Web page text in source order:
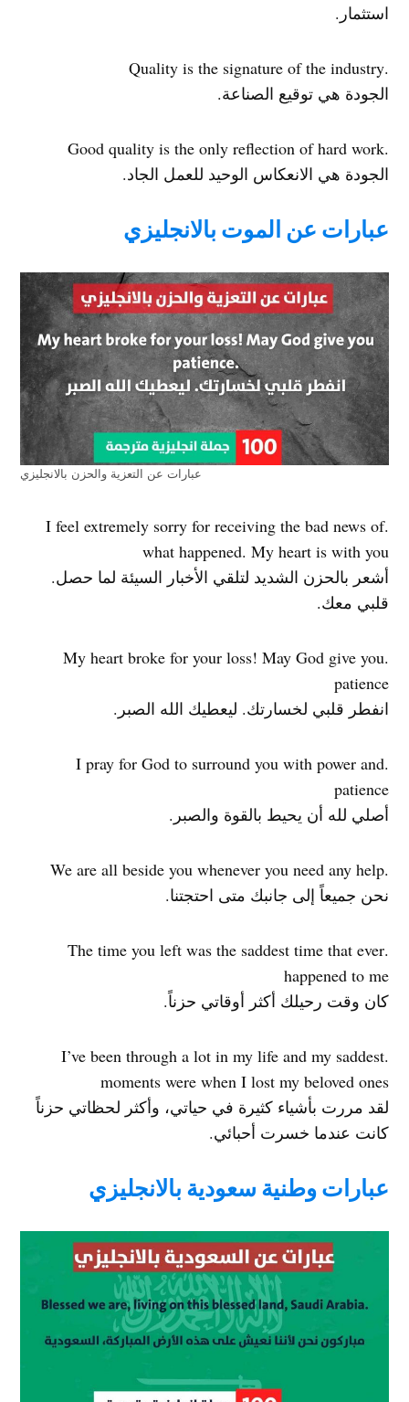
استثمار.
.Quality is the signature of the industry
الجودة هي توقيع الصناعة.
.Good quality is the only reflection of hard work
الجودة هي الانعكاس الوحيد للعمل الجاد.
عبارات عن الموت بالانجليزي
عبارات عن التعزية والحزن بالانجليزي
.I feel extremely sorry for receiving the bad news of
what happened. My heart is with you
أشعر بالحزن الشديد لتلقي الأخبار السيئة لما حصل.
قلبي معك.
.My heart broke for your loss! May God give you
patience
انفطر قلبي لخسارتك. ليعطيك الله الصبر.
.I pray for God to surround you with power and
patience
أصلي لله أن يحيط بالقوة والصبر.
.We are all beside you whenever you need any help
نحن جميعاً إلى جانبك متى احتجتنا.
.The time you left was the saddest time that ever
happened to me
كان وقت رحيلك أكثر أوقاتي حزناً.
.I’ve been through a lot in my life and my saddest
moments were when I lost my beloved ones
لقد مررت بأشياء كثيرة في حياتي، وأكثر لحظاتي حزناً
كانت عندما خسرت أحبائي.
عبارات وطنية سعودية بالانجليزي